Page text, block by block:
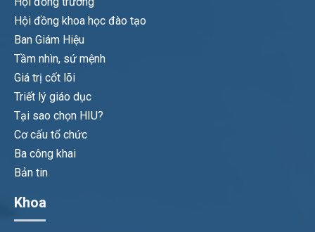
Hội đồng khoa học đào tạo
Ban Giám Hiệu
Tầm nhìn, sứ mệnh
Giá trị cốt lõi
Triết lý giáo dục
Tại sao chọn HIU?
Cơ cấu tổ chức
Ba công khai
Bản tin
Khoa